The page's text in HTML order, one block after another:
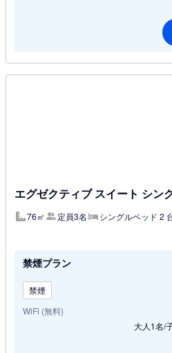
エグゼクティブ スイート シン
76㎡ 定員3名 シングルベッド 2
禁煙プラン
禁煙
WiFi (無料)
大人1名/